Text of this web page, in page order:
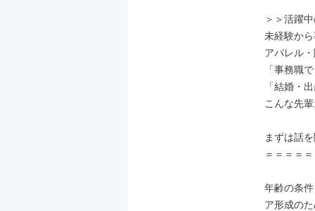
＞＞活躍
未経験か
アパレル
「事務職
「結婚・
こんな先
まずは話
＝＝＝＝
年齢の条
ア形成の